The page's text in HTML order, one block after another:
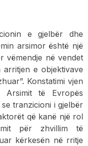
e gjelbër dhe
arsimor është një
vëmendje në vendet
arritjen e objektivave
Konstatimi vjen
të Evropës
tranzicioni i gjelbër
që kanë një rol
për zhvillim të
kërkesën në rritje